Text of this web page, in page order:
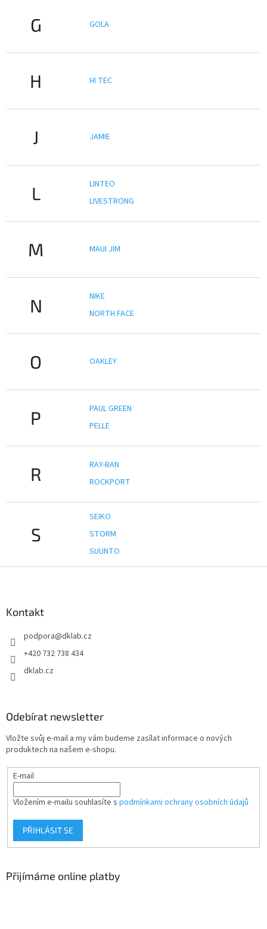
G GOLA
H HI TEC
J JAMIE
L
LINTEO
LIVESTRONG
M MAUI JIM
N
NIKE
NORTH FACE
O OAKLEY
P
PAUL GREEN
PELLE
R
RAY-BAN
ROCKPORT
S
SEIKO
STORM
SUUNTO
Kontakt
podpora@dklab.cz
+420 732 738 434
dklab.cz
Odebírat newsletter
Vložte svůj e-mail a my vám budeme zasílat informace o nových
produktech na našem e-shopu.
E-mail
Vložením e-mailu souhlasíte s podmínkami ochrany osobních údajů
PŘIHLÁSIT SE
Přijímáme online platby